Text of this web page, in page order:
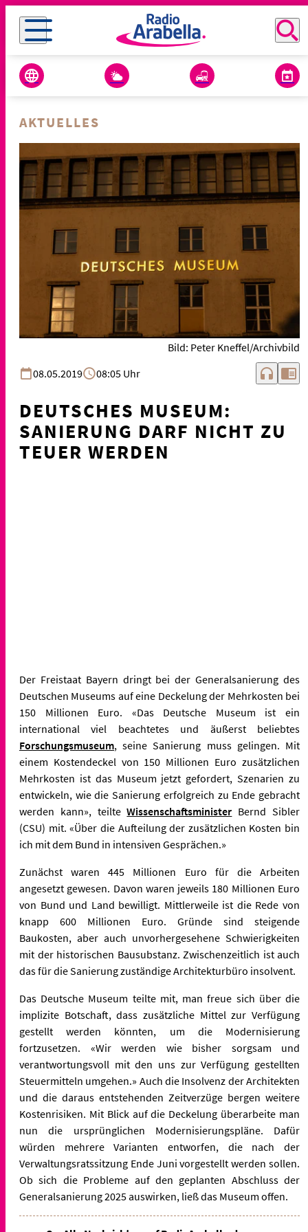
AKTUELLES
Bild: Peter Kneffel/Archivbild
08.05.2019
08:05 Uhr headphones chrome_reader_mode
DEUTSCHES MUSEUM:
SANIERUNG DARF NICHT ZU
TEUER WERDEN
Der Freistaat Bayern dringt bei der Generalsanierung des
Deutschen Museums auf eine Deckelung der Mehrkosten bei
150 Millionen Euro. «Das Deutsche Museum ist ein
international viel beachtetes und äußerst beliebtes
Forschungsmuseum, seine Sanierung muss gelingen. Mit
einem Kostendeckel von 150 Millionen Euro zusätzlichen
Mehrkosten ist das Museum jetzt gefordert, Szenarien zu
entwickeln, wie die Sanierung erfolgreich zu Ende gebracht
werden kann», teilteWissenschaftsminister Bernd Sibler
(CSU) mit. «Über die Aufteilung der zusätzlichen Kosten bin
ich mit dem Bund in intensiven Gesprächen.»
Zunächst waren 445 Millionen Euro für die Arbeiten
angesetzt gewesen. Davon waren jeweils 180 Millionen Euro
von Bund und Land bewilligt. Mittlerweile ist die Rede von
knapp 600 Millionen Euro. Gründe sind steigende
Baukosten, aber auch unvorhergesehene Schwierigkeiten
mit der historischen Bausubstanz. Zwischenzeitlich ist auch
das für die Sanierung zuständige Architekturbüro insolvent.
Das Deutsche Museum teilte mit, man freue sich über die
implizite Botschaft, dass zusätzliche Mittel zur Verfügung
gestellt werden könnten, um die Modernisierung
fortzusetzen. «Wir werden wie bisher sorgsam und
verantwortungsvoll mit den uns zur Verfügung gestellten
Steuermitteln umgehen.» Auch die Insolvenz der Architekten
und die daraus entstehenden Zeitverzüge bergen weitere
Kostenrisiken. Mit Blick auf die Deckelung überarbeite man
nun die ursprünglichen Modernisierungspläne. Dafür
würden mehrere Varianten entworfen, die nach der
Verwaltungsratssitzung Ende Juni vorgestellt werden sollen.
Ob sich die Probleme auf den geplanten Abschluss der
Generalsanierung 2025 auswirken, ließ das Museum offen.